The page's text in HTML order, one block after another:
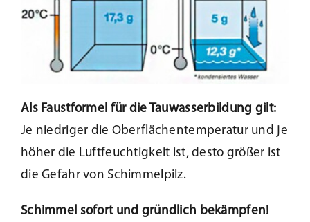
Als Faustformel für die Tauwasserbildung gilt:
Je niedriger die Oberflächentemperatur und je
höher die Luftfeuchtigkeit ist, desto größer ist
die Gefahr von Schimmelpilz.
Schimmel sofort und gründlich bekämpfen!